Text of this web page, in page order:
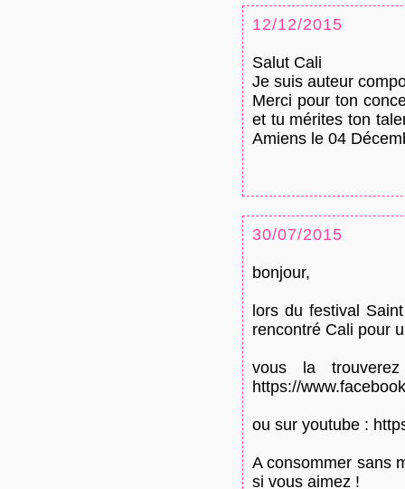
12/12/2015
Salut Cali
Je suis auteur
Merci pour ton
et tu mérites ton
Amiens le 04
30/07/2015
bonjour,
lors du festival
rencontré Cali pour
vous la
https://
ou sur youtube :
A consommer sans
si vous aimez !